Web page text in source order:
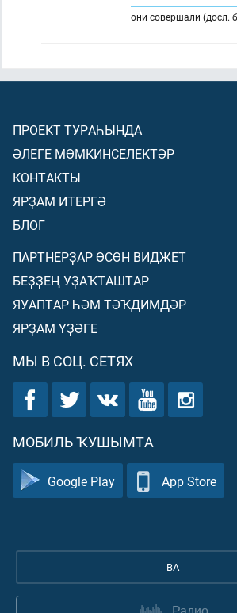
они совершали
ПРОЕКТ ТУРАҺЫНДА
ӘЛЕГЕ МӨМКИНСЕЛЕКТӘР
КОНТАКТЫ
ЯРҘАМ ИТЕРГӘ
БЛОГ
ПАРТНЕРҘАР ӨСӨН ВИДЖЕТ
БЕҘҘЕҢ УҘАҠТАШТАР
ЯУАПТАР ҺӘМ ТӘҠДИМДӘР
ЯРҘАМ ҮҘӘГЕ
МЫ В СОЦ. СЕТЯХ
МОБИЛЬ ҠУШЫМТА
Google Play App Store
BA